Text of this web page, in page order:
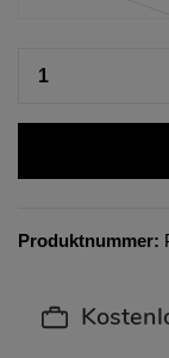
Produktnummer: